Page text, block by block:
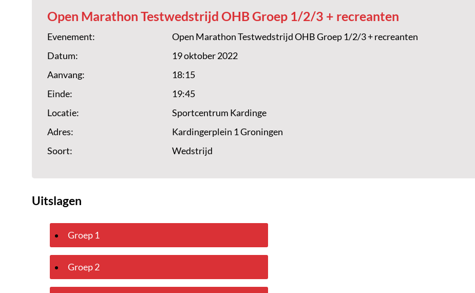
Open Marathon Testwedstrijd OHB Groep 1/2/3 + recreanten
Evenement:
Open Marathon Testwedstrijd OHB Groep 1/2/3 + recreanten
Datum:
19 oktober 2022
Aanvang:
18:15
Einde:
19:45
Locatie:
Sportcentrum Kardinge
Adres:
Kardingerplein 1 Groningen
Soort:
Wedstrijd
Uitslagen
Groep 1
Groep 2